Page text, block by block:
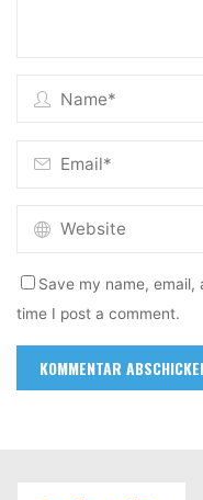
Save my name,
time I post a comment.